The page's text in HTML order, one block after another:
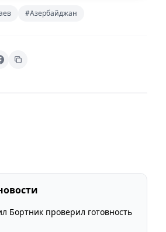
#Азербайджан
Бортник проверил готовность